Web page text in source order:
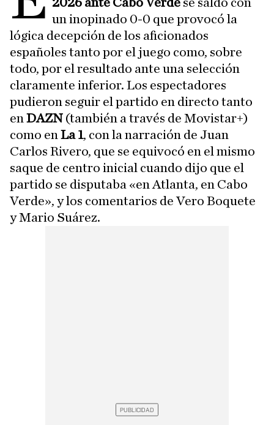
un inopinado 0-0 que provocó la
lógica decepción de los aficionados
españoles tanto por el juego como, sobre
todo, por el resultado ante una selección
claramente inferior. Los espectadores
pudieron seguir el partido en directo tanto
en DAZN (también a través de Movistar+)
como en La 1, con la narración de Juan
Carlos Rivero, que se equivocó en el mismo
saque de centro inicial cuando dijo que el
partido se disputaba «en Atlanta, en Cabo
Verde», y los comentarios de Vero Boquete
y Mario Suárez.